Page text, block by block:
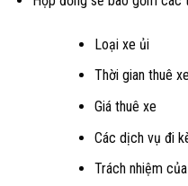
Loại xe ủi
Thời gian thuê xe
Giá thuê xe
Các dịch vụ đi
Trách nhiệm